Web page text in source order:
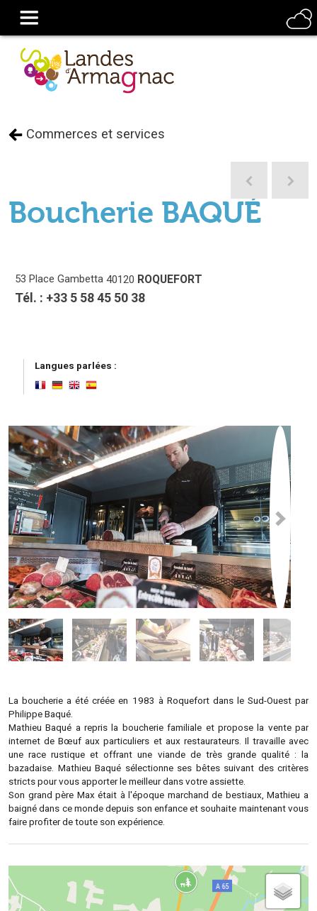
Commerces et services
Boucherie BAQUÉ
53 Place Gambetta 40120 ROQUEFORT
Tél. : +33 5 58 45 50 38
Langues parlées :
La boucherie a été créée en 1983 à Roquefort dans le Sud-Ouest par
Philippe Baqué.
Mathieu Baqué a repris la boucherie familiale et propose la vente par
internet de Bœuf aux particuliers et aux restaurateurs. Il travaille avec
une race rustique et offrant une viande de très grande qualité : la
bazadaise. Mathieu Baqué sélectionne ses bêtes suivant des critères
stricts pour vous apporter le meilleur dans votre assiette.
Son grand père Max était à l'époque marchand de bestiaux, Mathieu a
baigné dans ce monde depuis son enfance et souhaite maintenant vous
faire profiter de toute son expérience.